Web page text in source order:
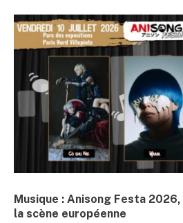
Musique : Anisong Festa
la scène européenne